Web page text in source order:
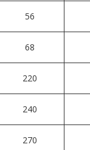
56
68
220
240
270